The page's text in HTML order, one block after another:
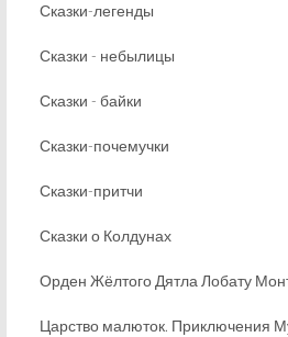
Сказки-легенды
Сказки - небылицы
Сказки - байки
Сказки-почемучки
Сказки-притчи
Сказки о Колдунах
Орден Жёлтого Дятла Лобату
Царство малюток. Приключения